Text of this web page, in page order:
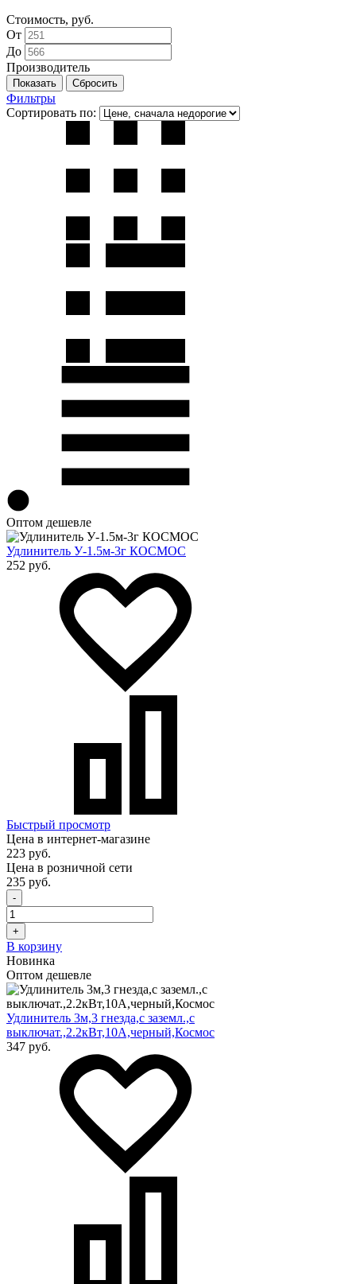
Стоимость, руб.
От
До
Производитель
Фильтры
Сортировать по:
Оптом дешевле
Удлинитель У-1.5м-3г КОСМОС
252 руб.
Быстрый просмотр
Цена в интернет-магазине
223 руб.
Цена в розничной сети
235 руб.
-
+
В корзину
Новинка
Оптом дешевле
Удлинитель 3м,3 гнезда,с заземл.,с
выключат.,2.2кВт,10А,черный,Космос
347 руб.